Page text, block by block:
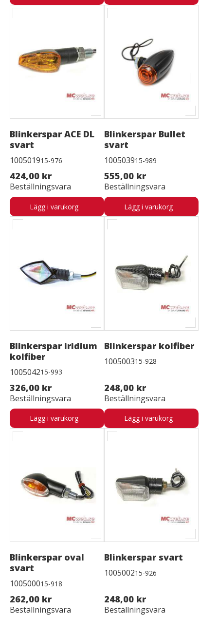
Blinkerspar ACE DL
svart
100501915-976
424,00 kr
Beställningsvara
Lägg i varukorg
Blinkerspar Bullet
svart
100503915-989
555,00 kr
Beställningsvara
Lägg i varukorg
Blinkerspar iridium
kolfiber
100504215-993
326,00 kr
Beställningsvara
Lägg i varukorg
Blinkerspar kolfiber
100500315-928
248,00 kr
Beställningsvara
Lägg i varukorg
Blinkerspar oval
svart
100500015-918
262,00 kr
Beställningsvara
Blinkerspar svart
100500215-926
248,00 kr
Beställningsvara